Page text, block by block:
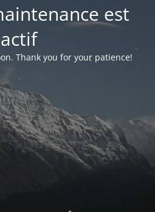
est
actif
Thank you for your patience!